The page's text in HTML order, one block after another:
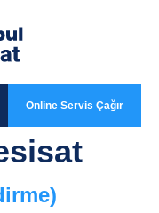
Online Servis Çağır